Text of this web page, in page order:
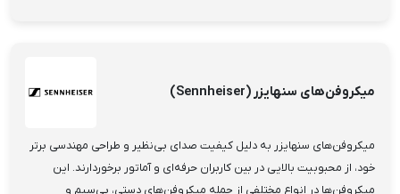
میکروفن‌های سنهایزر (Sennheiser)
میکروفن‌های سنهایزر به دلیل کیفیت صدای بی‌نظیر و طراحی مهندسی برتر
خود، از محبوبیت بالایی در بین کاربران حرفه‌ای و آماتور برخوردارند. این
میکروفن‌ها در انواع مختلفی از جمله میکروفن‌های دستی، بی‌سیم و